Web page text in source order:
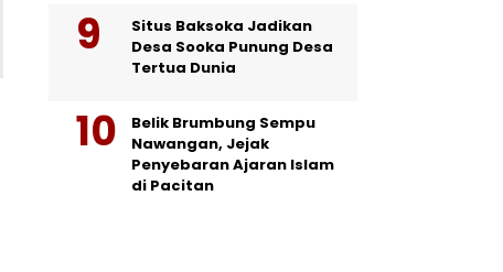
Situs Baksoka Jadikan
Desa Sooka Punung Desa
Tertua Dunia
Belik Brumbung Sempu
Nawangan, Jejak
Penyebaran Ajaran Islam
di Pacitan